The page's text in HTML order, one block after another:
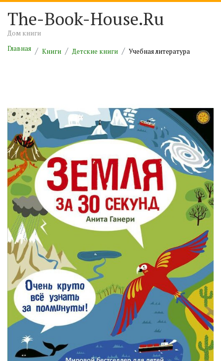
The-Book-House.Ru
Дом книги
Главная
Книги Детские книги Учебная литература